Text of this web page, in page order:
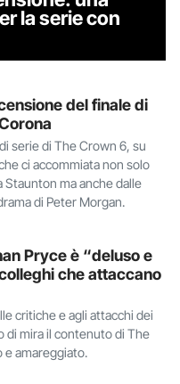
la serie con
del finale di
serie di The Crown 6, su
ci accommiata non solo
Staunton ma anche dalle
di Peter Morgan.
Pryce è “deluso e
che attaccano
critiche e agli attacchi dei
di mira il contenuto di The
e amareggiato.